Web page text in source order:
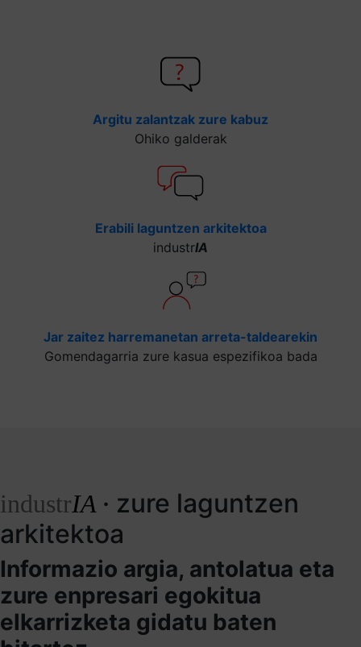
Argitu zalantzak zure kabuz
Ohiko galderak
Erabili laguntzen arkitektoa
industrIA
Jar zaitez harremanetan arreta-taldearekin
Gomendagarria zure kasua espezifikoa bada
industrIA · zure laguntzen
arkitektoa
Informazio argia, antolatua eta
zure enpresari egokitua
elkarrizketa gidatu baten